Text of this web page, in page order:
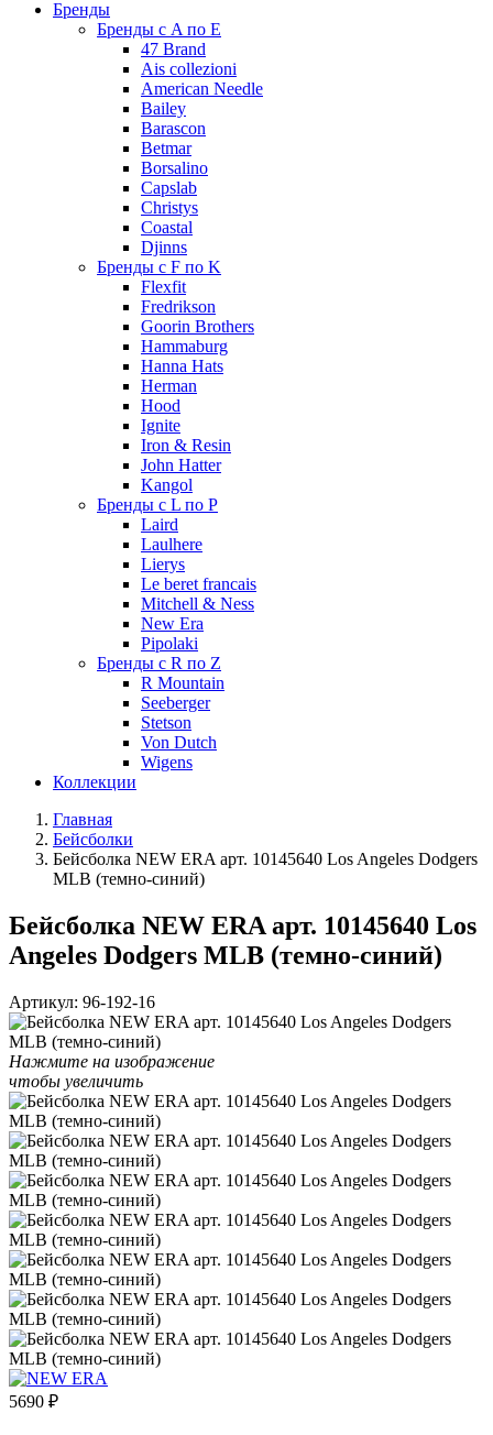
Бренды
Бренды с A по E
47 Brand
Ais collezioni
American Needle
Bailey
Barascon
Betmar
Borsalino
Capslab
Christys
Coastal
Djinns
Бренды с F по K
Flexfit
Fredrikson
Goorin Brothers
Hammaburg
Hanna Hats
Herman
Hood
Ignite
Iron & Resin
John Hatter
Kangol
Бренды с L по P
Laird
Laulhere
Lierys
Le beret francais
Mitchell & Ness
New Era
Pipolaki
Бренды с R по Z
R Mountain
Seeberger
Stetson
Von Dutch
Wigens
Коллекции
Главная
Бейсболки
Бейсболка NEW ERA арт. 10145640 Los Angeles Dodgers
MLB (темно-синий)
Бейсболка NEW ERA арт. 10145640 Los
Angeles Dodgers MLB (темно-синий)
Артикул: 96-192-16
Нажмите на изображение
чтобы увеличить
5690 ₽